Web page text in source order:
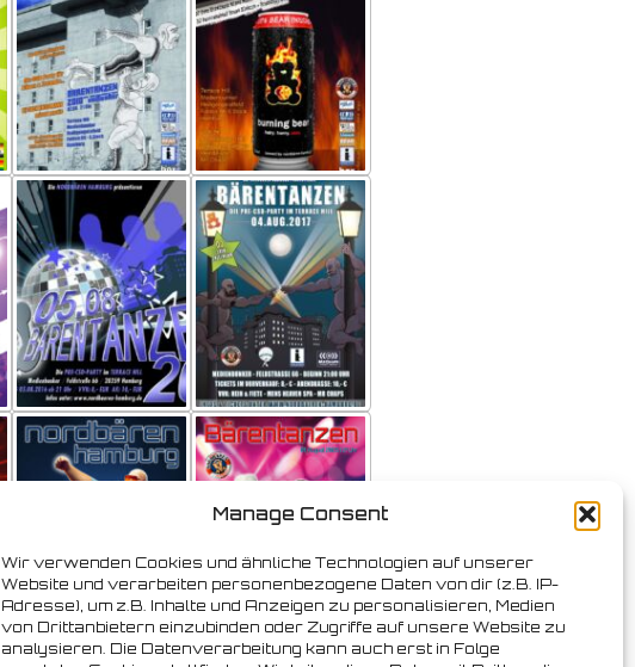
Manage Consent
Wir verwenden Cookies und ähnliche Technologien auf unserer
Website und verarbeiten personenbezogene Daten von dir (z.B. IP-
Adresse), um z.B. Inhalte und Anzeigen zu personalisieren, Medien
von Drittanbietern einzubinden oder Zugriffe auf unsere Website zu
analysieren. Die Datenverarbeitung kann auch erst in Folge